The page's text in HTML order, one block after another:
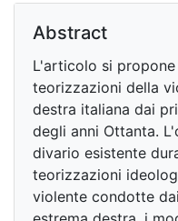
Abstract
L'articolo si
teorizzazioni della
destra italiana dai
degli anni Ottanta.
divario esistente
teorizzazioni
violente condotte